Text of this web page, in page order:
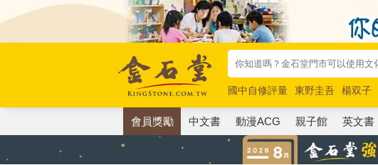
國中自修評量 東野圭吾 楊双子
唯紅花綻放
奧德賽 路邊攤新作
會員獎勵 中文書 動漫ACG 親子館 英文書